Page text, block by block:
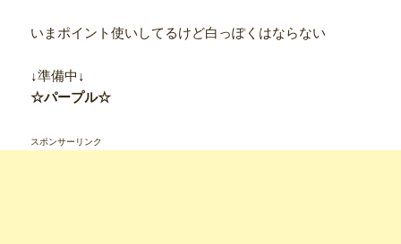
いまポイント使いしてるけど白っぽくはならない
↓準備中↓
☆パープル☆
スポンサーリンク